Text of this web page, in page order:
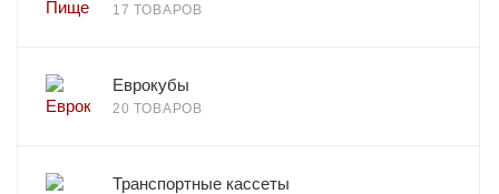
17 ТОВАРОВ
Еврокубы
20 ТОВАРОВ
Транспортные кассеты